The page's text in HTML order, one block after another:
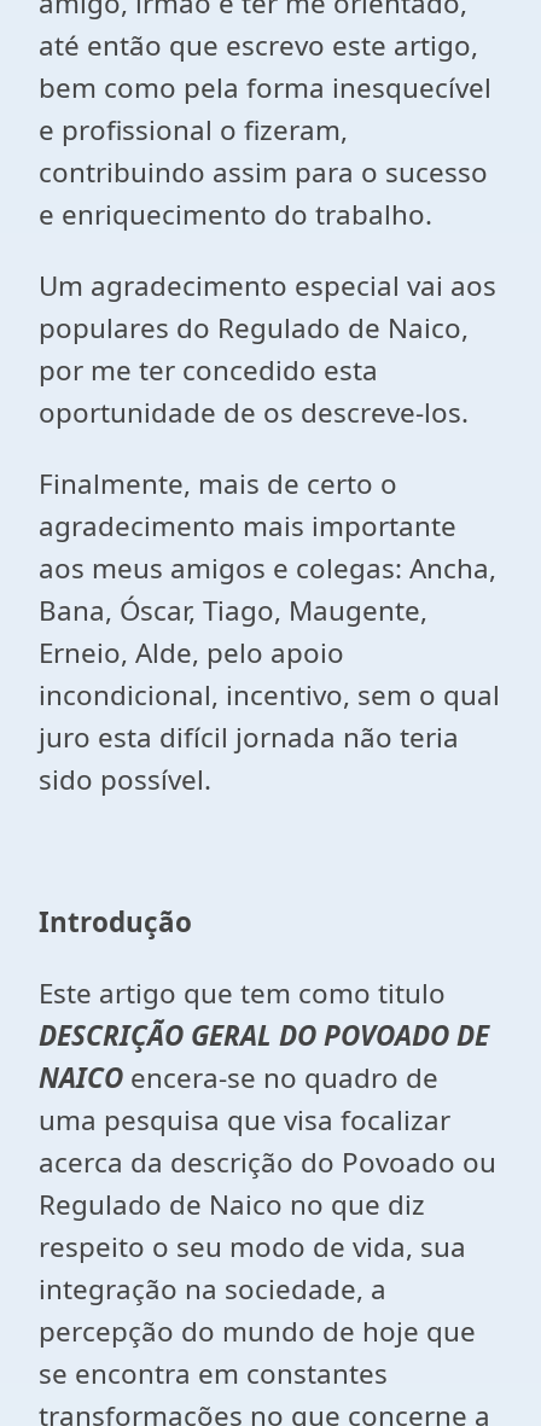
até então que escrevo este artigo,
bem como pela forma inesquecível
e profissional o fizeram,
contribuindo assim para o sucesso
e enriquecimento do trabalho.
Um agradecimento especial vai aos
populares do Regulado de Naico,
por me ter concedido esta
oportunidade de os descreve-los.
Finalmente, mais de certo o
agradecimento mais importante
aos meus amigos e colegas: Ancha,
Bana, Óscar, Tiago, Maugente,
Erneio, Alde, pelo apoio
incondicional, incentivo, sem o qual
juro esta difícil jornada não teria
sido possível.
Introdução
Este artigo que tem como titulo
DESCRIÇÃO GERAL DO POVOADO DE
NAICO encera-se no quadro de
uma pesquisa que visa focalizar
acerca da descrição do Povoado ou
Regulado de Naico no que diz
respeito o seu modo de vida, sua
integração na sociedade, a
percepção do mundo de hoje que
se encontra em constantes
transformações no que concerne a